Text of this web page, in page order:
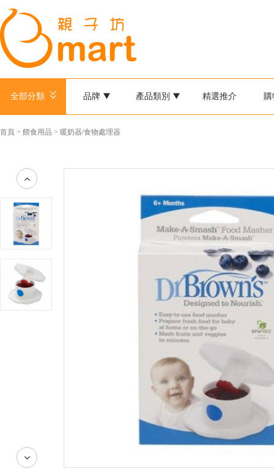
全部分類 品牌 產品類別 精選推介 購
首頁 > 餵食用品 > 暖奶器/食物處理器